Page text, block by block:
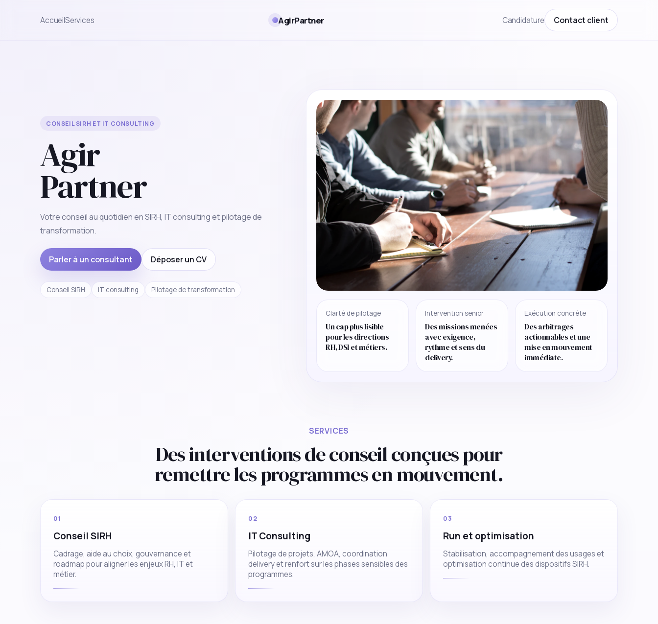
AccueilServices AgirPartner Candidature Contact client
CONSEIL SIRH ET IT CONSULTING
Agir
Partner
Votre conseil au quotidien en SIRH, IT consulting et pilotage de
transformation.
Parler à un consultant Déposer un CV
Conseil SIRH IT consulting Pilotage de transformation
Clarté de pilotage
Un cap plus lisible
pour les directions
RH, DSI et métiers.
Intervention senior
Des missions menées
avec exigence,
rythme et sens du
delivery.
Exécution concrète
Des arbitrages
actionnables et une
mise en mouvement
immédiate.
SERVICES
Des interventions de conseil conçues pour
remettre les programmes en mouvement.
01
Conseil SIRH
Cadrage, aide au choix, gouvernance et
roadmap pour aligner les enjeux RH, IT et
métier.
02
IT Consulting
Pilotage de projets, AMOA, coordination
delivery et renfort sur les phases sensibles des
programmes.
03
Run et optimisation
Stabilisation, accompagnement des usages et
optimisation continue des dispositifs SIRH.